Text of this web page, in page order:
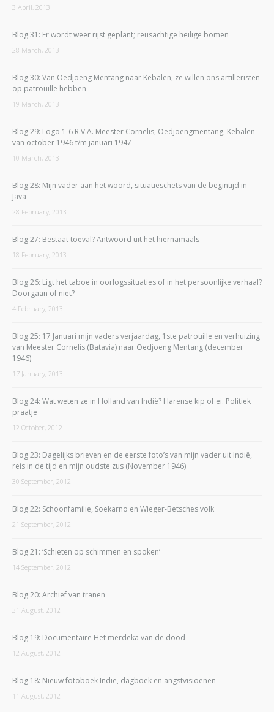
3 April, 2013
Blog 31: Er wordt weer rijst geplant; reusachtige heilige bomen
28 March, 2013
Blog 30: Van Oedjoeng Mentang naar Kebalen, ze willen ons artilleristen
op patrouille hebben
19 March, 2013
Blog 29: Logo 1-6 R.V.A. Meester Cornelis, Oedjoengmentang, Kebalen
van october 1946 t/m januari 1947
10 March, 2013
Blog 28: Mijn vader aan het woord, situatieschets van de begintijd in
Java
28 February, 2013
Blog 27: Bestaat toeval? Antwoord uit het hiernamaals
18 February, 2013
Blog 26: Ligt het taboe in oorlogssituaties of in het persoonlijke verhaal?
Doorgaan of niet?
4 February, 2013
Blog 25: 17 Januari mijn vaders verjaardag, 1ste patrouille en verhuizing
van Meester Cornelis (Batavia) naar Oedjoeng Mentang (december
1946)
17 January, 2013
Blog 24: Wat weten ze in Holland van Indië? Harense kip of ei. Politiek
praatje
12 October, 2012
Blog 23: Dagelijks brieven en de eerste foto’s van mijn vader uit Indië,
reis in de tijd en mijn oudste zus (November 1946)
30 September, 2012
Blog 22: Schoonfamilie, Soekarno en Wieger-Betsches volk
21 September, 2012
Blog 21: ‘Schieten op schimmen en spoken’
14 September, 2012
Blog 20: Archief van tranen
31 August, 2012
Blog 19: Documentaire Het merdeka van de dood
12 August, 2012
Blog 18: Nieuw fotoboek Indië, dagboek en angstvisioenen
11 August, 2012